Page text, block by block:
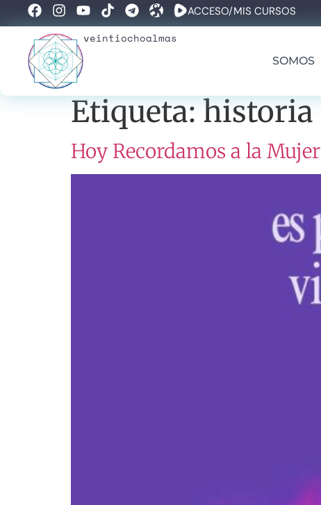
ACCESO/MIS CURSOS
veintiochoalmas
SOMOS
Etiqueta:historia
Hoy Recordamos a la Mujer